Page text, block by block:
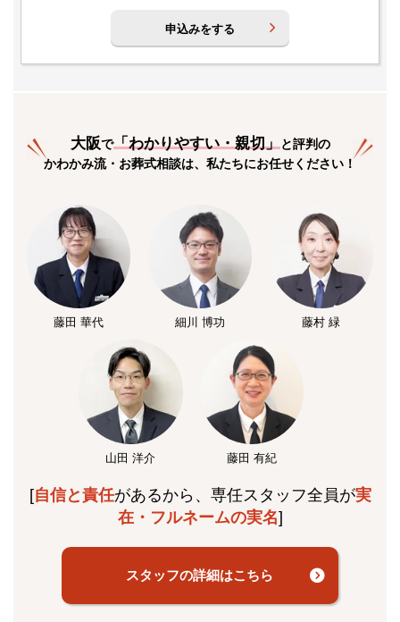
申込みをする
大阪で「わかりやすい・親切」と評判の
かわかみ流・お葬式相談は、私たちにお任せください！
藤田 華代 細川 博功 藤村 緑
山田 洋介 藤田 有紀
[自信と責任があるから、専任スタッフ全員が実
在・フルネームの実名]
スタッフの詳細はこちら